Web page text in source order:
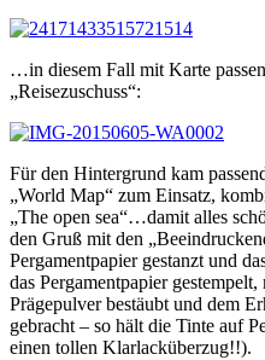
…in diesem Fall mit Karte
„Reisezuschuss“:
Für den Hintergrund kam
„World Map“ zum Einsatz,
„The open sea“…damit alles
den Gruß mit den
Pergamentpapier gestanzt und
das Pergamentpapier
Prägepulver bestäubt und dem
gebracht – so hält die Tinte auf
einen tollen Klarlacküberzug!!).